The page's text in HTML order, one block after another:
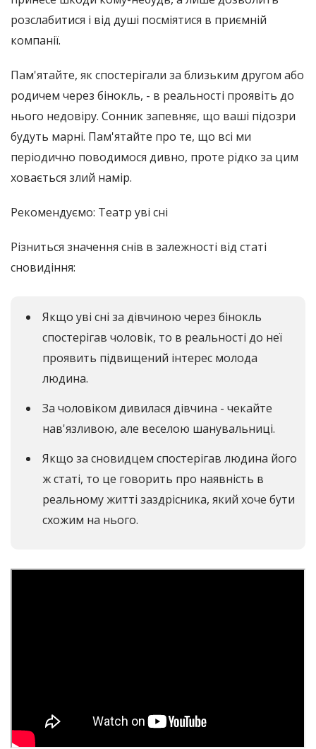
розслабитися і від душі посміятися в приємній
компанії.
Пам'ятайте, як спостерігали за близьким другом або
родичем через бінокль, - в реальності проявіть до
нього недовіру. Сонник запевняє, що ваші підозри
будуть марні. Пам'ятайте про те, що всі ми
періодично поводимося дивно, проте рідко за цим
ховається злий намір.
Рекомендуємо: Театр уві сні
Різниться значення снів в залежності від статі
сновидіння:
Якщо уві сні за дівчиною через бінокль
спостерігав чоловік, то в реальності до неї
проявить підвищений інтерес молода
людина.
За чоловіком дивилася дівчина - чекайте
нав'язливою, але веселою шанувальниці.
Якщо за сновидцем спостерігав людина його
ж статі, то це говорить про наявність в
реальному житті заздрісника, який хоче бути
схожим на нього.